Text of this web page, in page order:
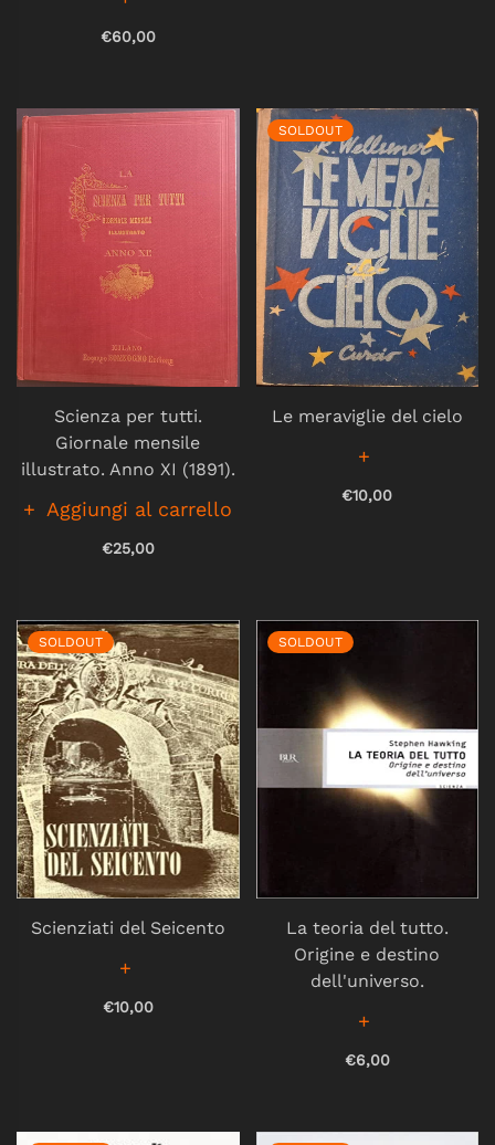
€60,00
Scienza per tutti.
Giornale mensile
illustrato. Anno XI (1891).
Aggiungi al carrello
€25,00
SOLDOUT
Le meraviglie del cielo
€10,00
SOLDOUT
Scienziati del Seicento
€10,00
SOLDOUT
La teoria del tutto.
Origine e destino
dell'universo.
€6,00